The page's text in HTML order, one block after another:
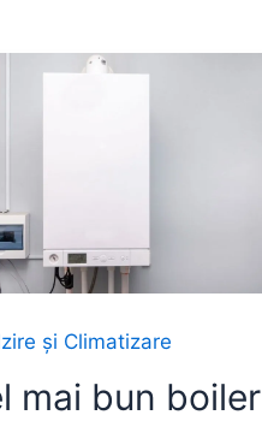
și Climatizare
mai bun boiler